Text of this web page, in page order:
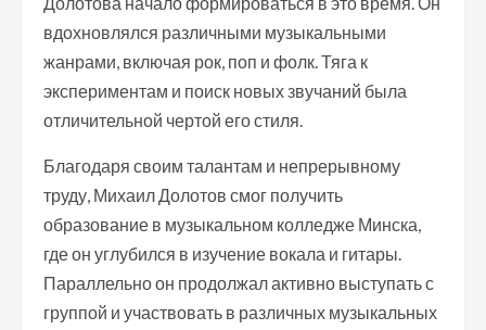
вдохновлялся различными музыкальными
жанрами, включая рок, поп и фолк. Тяга к
экспериментам и поиск новых звучаний была
отличительной чертой его стиля.
Благодаря своим талантам и непрерывному
труду, Михаил Долотов смог получить
образование в музыкальном колледже Минска,
где он углубился в изучение вокала и гитары.
Параллельно он продолжал активно выступать с
группой и участвовать в различных музыкальных